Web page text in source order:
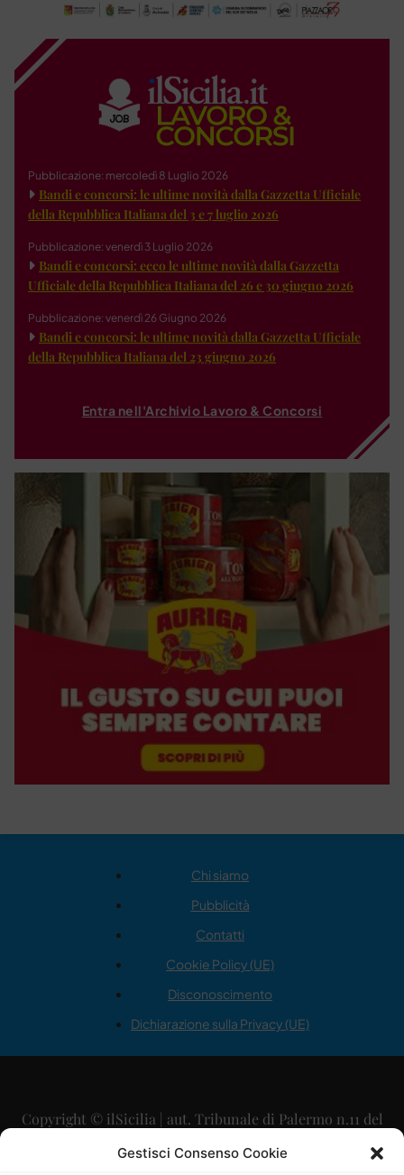
Gestisci Consenso Cookie
Pubblicazione: mercoledì 8 Luglio 2026
Bandi e concorsi: le ultime novità dalla Gazzetta Ufficiale
della Repubblica Italiana del 3 e 7 luglio 2026
Pubblicazione: venerdì 3 Luglio 2026
Bandi e concorsi: ecco le ultime novità dalla Gazzetta
Ufficiale della Repubblica Italiana del 26 e 30 giugno 2026
Pubblicazione: venerdì 26 Giugno 2026
Bandi e concorsi: le ultime novità dalla Gazzetta Ufficiale
della Repubblica Italiana del 23 giugno 2026
Entra nell'Archivio Lavoro & Concorsi
Chi siamo
Pubblicità
Contatti
Cookie Policy (UE)
Disconoscimento
Dichiarazione sulla Privacy (UE)
Copyright © ilSicilia | aut. Tribunale di Palermo n.11 del
29/09/2015